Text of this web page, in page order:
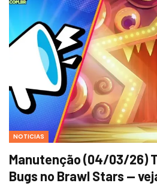
NOTICIAS
Manutenção (04/03/26)
Bugs no Brawl Stars —